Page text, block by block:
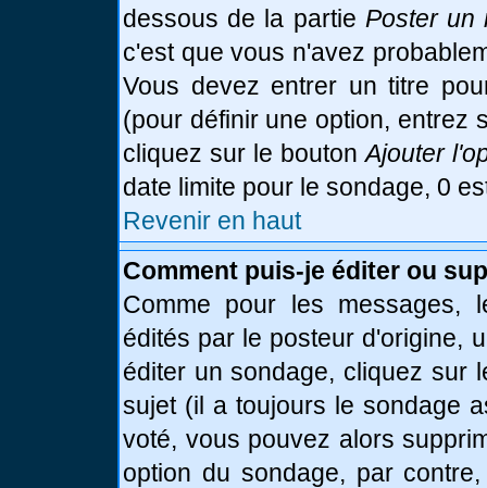
dessous de la partie Poster un
c'est que vous n'avez
Vous devez entrer un titre
(pour définir une option, entrez
cliquez sur le boutonAjouter
date limite pour le sondage, 0
Revenir en haut
Comment puis-je éditer ou
Comme pour les messages,
édités par le posteur d'origine,
éditer un sondage, cliquez sur
sujet (il a toujours le sondage
voté, vous pouvez alors
option du sondage, par